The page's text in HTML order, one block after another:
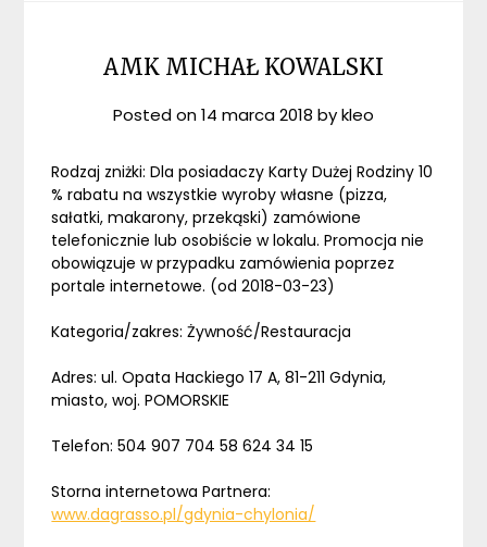
AMK MICHAŁ KOWALSKI
Posted on14 marca 2018 bykleo
Rodzaj zniżki: Dla posiadaczy Karty Dużej Rodziny 10
% rabatu na wszystkie wyroby własne (pizza,
sałatki, makarony, przekąski) zamówione
telefonicznie lub osobiście w lokalu. Promocja nie
obowiązuje w przypadku zamówienia poprzez
portale internetowe. (od 2018-03-23)
Kategoria/zakres: Żywność/Restauracja
Adres: ul. Opata Hackiego 17 A, 81-211 Gdynia,
miasto, woj. POMORSKIE
Telefon: 504 907 704 58 624 34 15
Storna internetowa Partnera:
www.dagrasso.pl/gdynia-chylonia/